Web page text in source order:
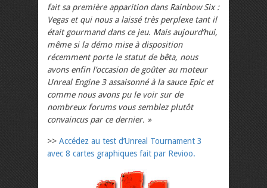
fait sa première apparition dans Rainbow Six :
Vegas et qui nous a laissé très perplexe tant il
était gourmand dans ce jeu. Mais aujourd’hui,
même si la démo mise à disposition
récemment porte le statut de bêta, nous
avons enfin l’occasion de goûter au moteur
Unreal Engine 3 assaisonné à la sauce Epic et
comme nous avons pu le voir sur de
nombreux forums vous semblez plutôt
convaincus par ce dernier. »
>> Accédez au test d’Unreal Tournament 3
avec 8 cartes graphiques fait par Revioo.